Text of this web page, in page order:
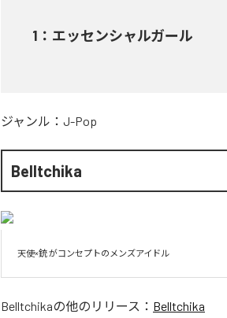
1 ： エッセンシャルガール
ジャンル： J-Pop
Belltchika
天使×銃 がコンセプトのメンズアイドル
Belltchikaの他のリリース： Belltchika